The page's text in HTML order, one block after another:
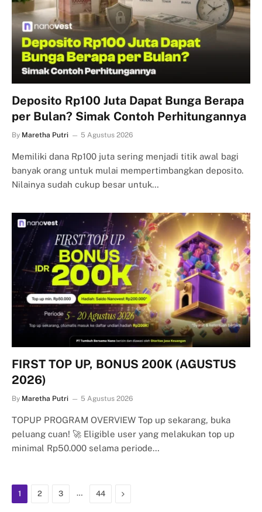
Deposito Rp100 Juta Dapat Bunga Berapa
per Bulan? Simak Contoh Perhitungannya
By Maretha Putri 5 Agustus 2026
Memiliki dana Rp100 juta sering menjadi titik awal bagi
banyak orang untuk mulai mempertimbangkan deposito.
Nilainya sudah cukup besar untuk…
FIRST TOP UP, BONUS 200K (AGUSTUS
2026)
By Maretha Putri 5 Agustus 2026
TOPUP PROGRAM OVERVIEW Top up sekarang, buka
peluang cuan! 🚀 Eligible user yang melakukan top up
minimal Rp50.000 selama periode…
1 2 3 … 44 Next